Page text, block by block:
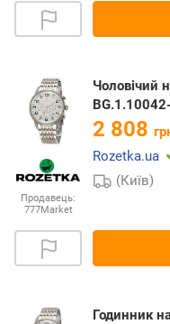
Продавець:
777Market
Чоловічий
2 808
Rozetka.ua
(Київ)
Годинник